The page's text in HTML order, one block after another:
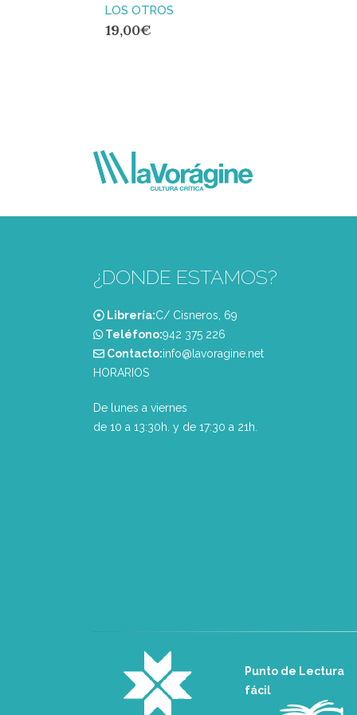
LOS OTROS
19,00€
¿DONDE ESTAMOS?
Librería:C/ Cisneros, 69
Teléfono:‭942 375 226‬
Contacto:info@lavoragine.net
HORARIOS
De lunes a viernes
de 10 a 13:30h. y de 17:30 a 21h.
Punto de Lectura
fácil